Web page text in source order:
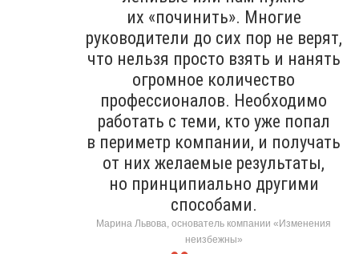
их «починить». Многие
руководители до сих пор не верят,
что нельзя просто взять и нанять
огромное количество
профессионалов. Необходимо
работать с теми, кто уже попал
в периметр компании, и получать
от них желаемые результаты,
но принципиально другими
способами.
Марина Львова, основатель компании «Изменения
неизбежны»